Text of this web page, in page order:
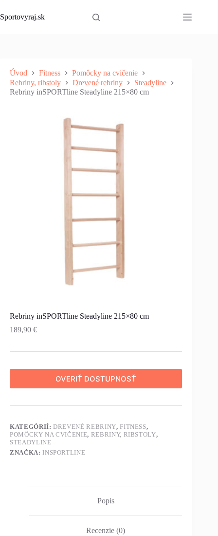
to
content
Sportovyraj.sk
Úvod Fitness
Pomôcky na cvičenie
Rebriny, ribstoly
Drevené rebriny
Steadyline
Rebriny inSPORTline Steadyline 215×80 cm
Rebriny inSPORTline Steadyline 215×80 cm
189,90 €
OVERIŤ DOSTUPNOSŤ
KATEGÓRIÍ:DREVENÉ REBRINY,FITNESS,
POMÔCKY NA CVIČENIE, REBRINY, RIBSTOLY,
STEADYLINE
ZNAČKA: INSPORTLINE
Popis
Recenzie (0)